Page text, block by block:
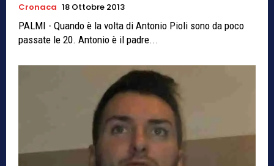
Cronaca 18 Ottobre 2013
PALMI - Quando è la volta di Antonio Pioli sono da poco
passate le 20. Antonio è il padre...